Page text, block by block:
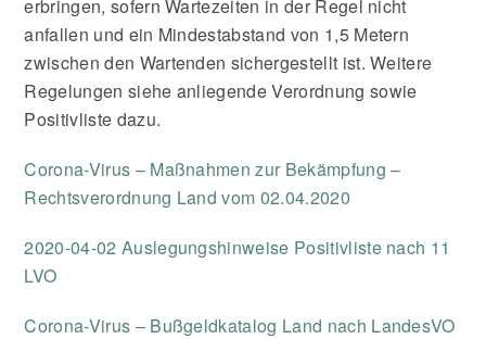
erbringen, sofern Wartezeiten in der Regel nicht
anfallen und ein Mindestabstand von 1,5 Metern
zwischen den Wartenden sichergestellt ist. Weitere
Regelungen siehe anliegende Verordnung sowie
Positivliste dazu.
Corona-Virus – Maßnahmen zur Bekämpfung –
Rechtsverordnung Land vom 02.04.2020
2020-04-02 Auslegungshinweise Positivliste nach 11
LVO
Corona-Virus – Bußgeldkatalog Land nach LandesVO